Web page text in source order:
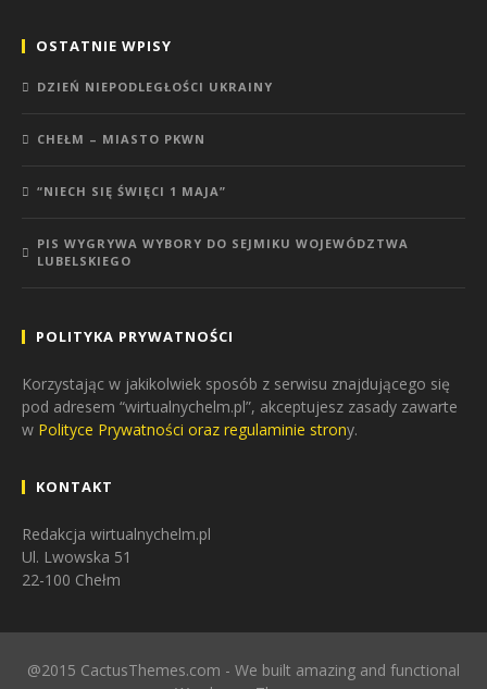
OSTATNIE WPISY
DZIEŃ NIEPODLEGŁOŚCI UKRAINY
CHEŁM – MIASTO PKWN
“NIECH SIĘ ŚWIĘCI 1 MAJA”
PIS WYGRYWA WYBORY DO SEJMIKU WOJEWÓDZTWA
LUBELSKIEGO
POLITYKA PRYWATNOŚCI
Korzystając w jakikolwiek sposób z serwisu znajdującego się
pod adresem “wirtualnychelm.pl”, akceptujesz zasady zawarte
w Polityce Prywatności oraz regulaminie strony.
KONTAKT
Redakcja wirtualnychelm.pl
Ul. Lwowska 51
22-100 Chełm
@2015 CactusThemes.com - We built amazing and functional